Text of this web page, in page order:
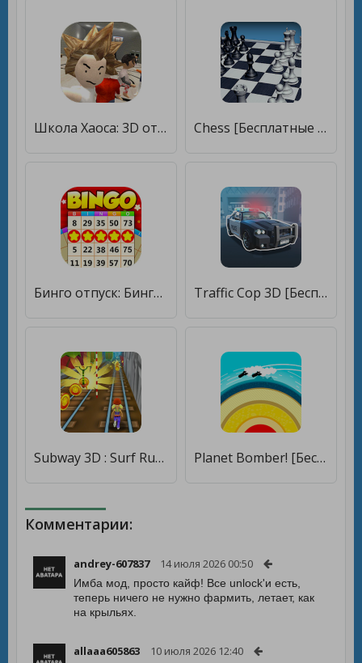
Школа Хаоса: 3D открытый мир [Бесплатные покупки] Chess [Бесплатные покупки]
Бинго отпуск: Бинго Игры [Бесплатные покупки] Traffic Cop 3D [Бесплатные покупки]
Subway 3D : Surf Run [Бесплатные покупки] Planet Bomber! [Бесплатные покупки]
Комментарии:
andrey-607837 14 июля 2026 00:50
Имба мод, просто кайф! Все unlock'и есть,
теперь ничего не нужно фармить, летает, как
на крыльях.
allaaa605863 10 июля 2026 12:40